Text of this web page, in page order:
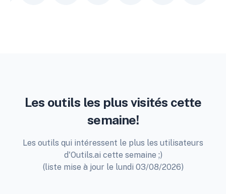
Les outils les plus visités cette
semaine!
Les outils qui intéressent le plus les utilisateurs
d'Outils.ai cette semaine ;)
(liste mise à jour le lundi 03/08/2026)